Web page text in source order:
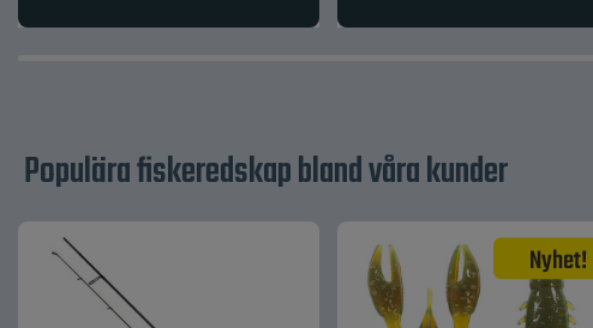
Populära fiskeredskap bland våra kunder